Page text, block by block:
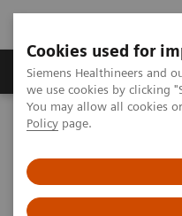
Cookies used for
Siemens Healthineers and
we use cookies by clicking
You may allow all cookies
Policy page.
Productos y servicios
Siemens Healthineers
syngo.plaza - Software de